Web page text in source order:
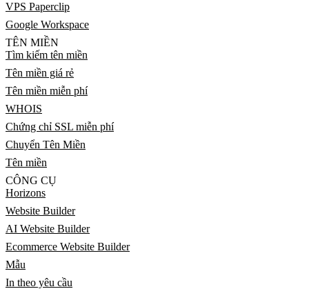
VPS Paperclip
Google Workspace
TÊN MIỀN
Tìm kiếm tên miền
Tên miền giá rẻ
Tên miền miễn phí
WHOIS
Chứng chỉ SSL miễn phí
Chuyển Tên Miền
Tên miền
CÔNG CỤ
Horizons
Website Builder
AI Website Builder
Ecommerce Website Builder
Mẫu
In theo yêu cầu